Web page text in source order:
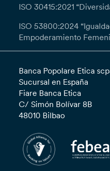
ISO 30415:2021
ISO 53800:2024
Empoderamiento
Banca Popolare Etica
Sucursal en España
Fiare Banca Etica
C/ Simón Bolívar 8B
48010 Bilbao